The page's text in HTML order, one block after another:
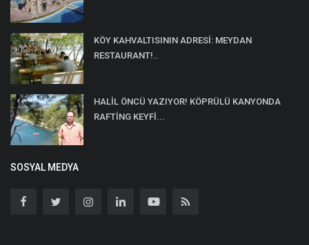
KÖY KAHVALTISININ ADRESİ: MEYDAN
RESTAURANT!..
HALİL ÖNCÜ YAZIYOR! KÖPRÜLÜ KANYONDA
RAFTİNG KEYFİ...
SOSYAL MEDYA